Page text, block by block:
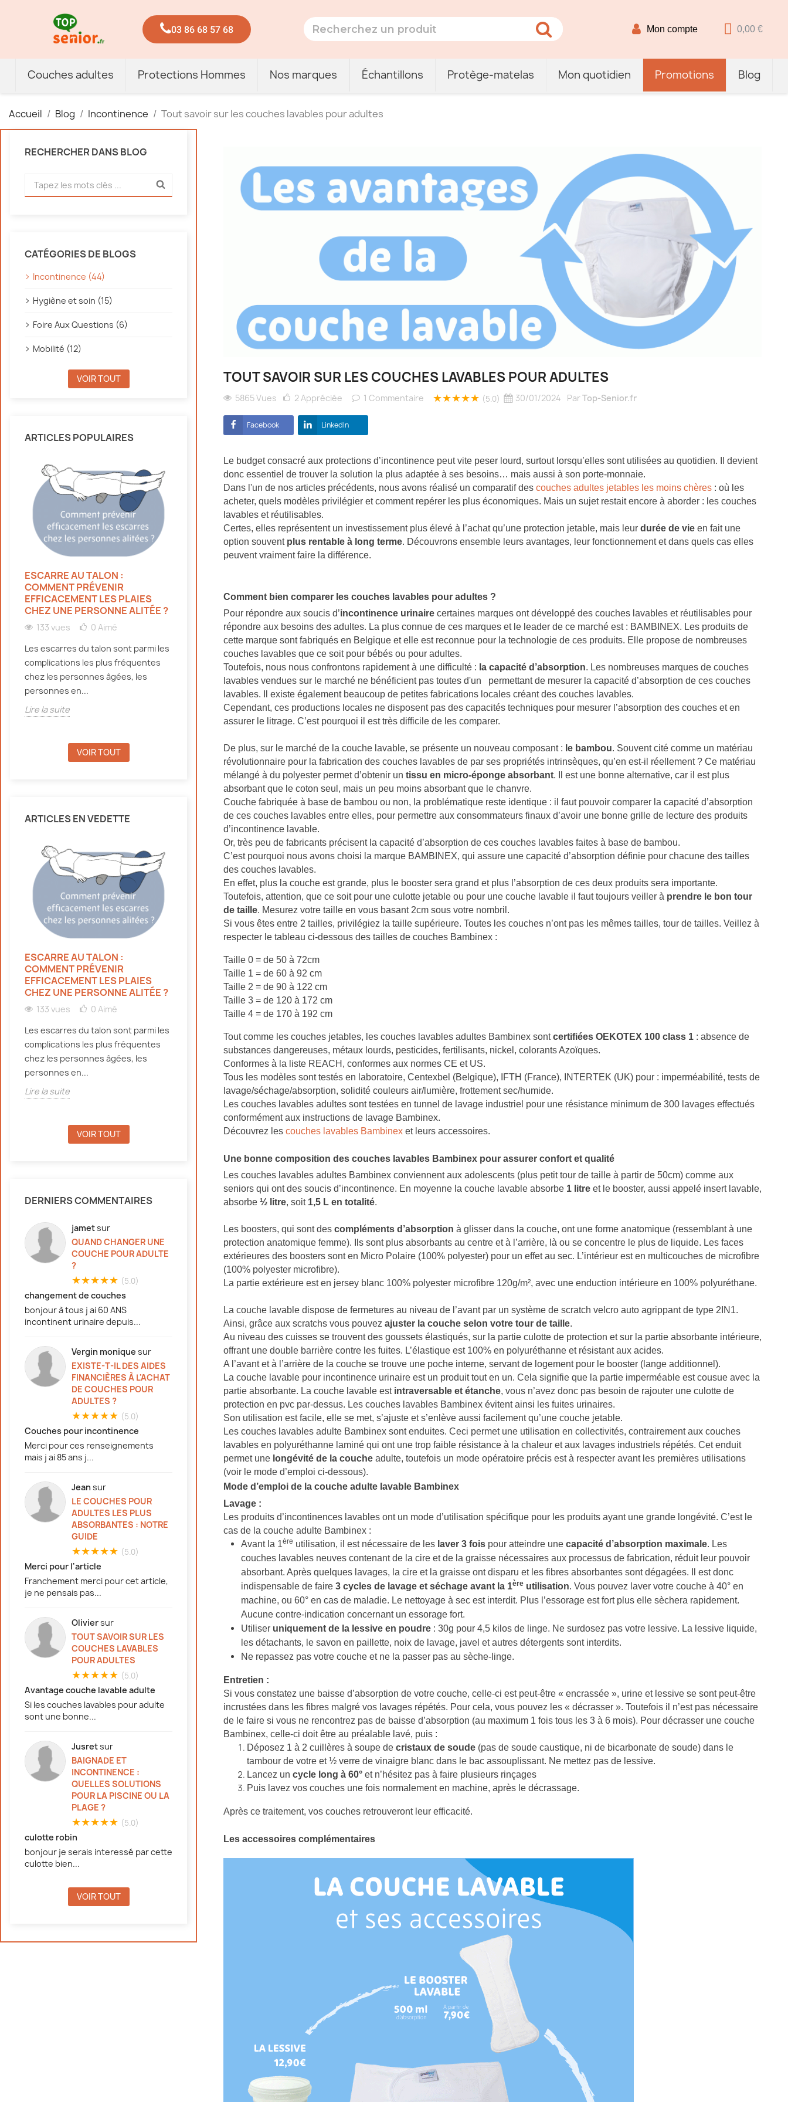
03 86 68 57 68 Mon compte 0,00 €
Couches adultes Protections Hommes Nos marques Échantillons Protège-matelas Mon quotidien Promotions Blog
Accueil Blog Incontinence Tout savoir sur les couches lavables pour adultes
RECHERCHER DANS BLOG
CATÉGORIES DE BLOGS
Incontinence (44)
Hygiène et soin (15)
Foire Aux Questions (6)
Mobilité (12)
VOIR TOUT
ARTICLES POPULAIRES
ESCARRE AU TALON :
COMMENT PRÉVENIR
EFFICACEMENT LES PLAIES
CHEZ UNE PERSONNE ALITÉE ?
133 vues 0 Aimé
Les escarres du talon sont parmi les
complications les plus fréquentes
chez les personnes âgées, les
personnes en...
Lire la suite
CANICULE : NOS CONSEILS
134 vues 0Aimé
Découvrez pourquoi les seniors
doivent bien s'hydrater pendant la
canicule, même en cas
d'incontinence, et comment...
Lire la suite
COMMENT LA RÉALISER ?
128 vues 1Aimé
Vous souffrez d’incontinence
urinaire ou d’une descente
d’organes ? Ces troubles peuvent
parfois être liés à...
Lire la suite
232 vues 38Aimé
L’incontinence urinaire est un
personnes atteintes de la maladie
de Parkinson, notamment à...
Lire la suite
210 vues
Si vous êtes concernée
êtes loin d’être seule :
des femmes en...
VOIR TOUT
ARTICLES EN VEDETTE
ESCARRE AU TALON :
COMMENT PRÉVENIR
EFFICACEMENT LES PLAIES
CHEZ UNE PERSONNE ALITÉE ?
133 vues 0 Aimé
Les escarres du talon sont parmi les
complications les plus fréquentes
chez les personnes âgées, les
personnes en...
Lire la suite
HYDRATATION DES
PERSONNES ÂGÉES EN
CANICULE : NOS CONSEILS
134 vues 0 Aimé
Découvrez pourquoi les seniors
doivent bien s'hydrater pendant la
canicule, même en cas
d'incontinence, et comment...
Lire la suite
urinaire ou d’une descente
d’organes ? Ces troubles peuvent
parfois être liés à...
Lire la suite
trouble fréquent chez les
personnes atteintes de la maladie
Lire la suite
fuites urinaires, sachez
Lire la suite
VOIR TOUT
DERNIERS COMMENTAIRES
jametsur
QUAND CHANGER UNE
COUCHE POUR ADULTE
?
★★★★★ (5.0)
changement de couches
bonjour à tous j ai 60 ANS
incontinent urinaire depuis...
Vergin monique sur
EXISTE-T-IL DES AIDES
FINANCIÈRES À L'ACHAT
DE COUCHES POUR
ADULTES ?
★★★★★ (5.0)
Couches pour incontinence
Merci pour ces renseignements
mais j ai 85 ans j...
Jean sur
LE COUCHES POUR
ADULTES LES PLUS
ABSORBANTES : NOTRE
GUIDE
★★★★★ (5.0)
Merci pour l'article
Franchement merci pour cet article,
je ne pensais pas...
Oliviersur
TOUT SAVOIR SUR LES
COUCHES LAVABLES
POUR ADULTES
★★★★★ (5.0)
Avantage couche lavable adulte
Si les couches lavables pour adulte
sont une bonne...
Jusretsur
BAIGNADE ET
INCONTINENCE :
QUELLES SOLUTIONS
POUR LA PISCINE OU LA
PLAGE ?
★★★★★ (5.0)
culotte robin
bonjour je serais interessé par cette
culotte bien...
VOIR TOUT
TOUT SAVOIR SUR LES COUCHES LAVABLES POUR ADULTES
5865 Vues 2 Appréciée 1 Commentaire ★★★★★ (5.0) 30/01/2024 ParTop-Senior.fr
Facebook LinkedIn
Le budget consacré aux protections d’incontinence peut vite peser lourd, surtout lorsqu’elles sont utilisées au quotidien. Il devient
donc essentiel de trouver la solution la plus adaptée à ses besoins… mais aussi à son porte-monnaie.
Dans l'un de nos articles précédents, nous avons réalisé un comparatif des couches adultes jetables les moins chères : où les
acheter, quels modèles privilégier et comment repérer les plus économiques. Mais un sujet restait encore à aborder : les couches
lavables et réutilisables.
Certes, elles représentent un investissement plus élevé à l’achat qu’une protection jetable, mais leur durée de vie en fait une
option souvent plus rentable à long terme. Découvrons ensemble leurs avantages, leur fonctionnement et dans quels cas elles
peuvent vraiment faire la différence.
Comment bien comparer les couches lavables pour adultes ?
Pour répondre aux soucis d’incontinence urinaire certaines marques ont développé des couches lavables et réutilisables pour
répondre aux besoins des adultes. La plus connue de ces marques et le leader de ce marché est : BAMBINEX. Les produits de
cette marque sont fabriqués en Belgique et elle est reconnue pour la technologie de ces produits. Elle propose de nombreuses
couches lavables que ce soit pour bébés ou pour adultes.
Toutefois, nous nous confrontons rapidement à une difficulté : la capacité d’absorption. Les nombreuses marques de couches
lavables vendues sur le marché ne bénéficient pas toutes d'un permettant de mesurer la capacité d’absorption de ces couches
lavables. Il existe également beaucoup de petites fabrications locales créant des couches lavables.
Cependant, ces productions locales ne disposent pas des capacités techniques pour mesurer l’absorption des couches et en
assurer le litrage. C’est pourquoi il est très difficile de les comparer.
De plus, sur le marché de la couche lavable, se présente un nouveau composant : le bambou. Souvent cité comme un matériau
révolutionnaire pour la fabrication des couches lavables de par ses propriétés intrinsèques, qu’en est-il réellement ? Ce matériau
mélangé à du polyester permet d’obtenir un tissu en micro-éponge absorbant. Il est une bonne alternative, car il est plus
absorbant que le coton seul, mais un peu moins absorbant que le chanvre.
Couche fabriquée à base de bambou ou non, la problématique reste identique : il faut pouvoir comparer la capacité d’absorption
de ces couches lavables entre elles, pour permettre aux consommateurs finaux d’avoir une bonne grille de lecture des produits
d’incontinence lavable.
Or, très peu de fabricants précisent la capacité d’absorption de ces couches lavables faites à base de bambou.
C’est pourquoi nous avons choisi la marque BAMBINEX, qui assure une capacité d’absorption définie pour chacune des tailles
des couches lavables.
En effet, plus la couche est grande, plus le booster sera grand et plus l’absorption de ces deux produits sera importante.
Toutefois, attention, que ce soit pour une culotte jetable ou pour une couche lavable il faut toujours veiller à prendre le bon tour
de taille. Mesurez votre taille en vous basant 2cm sous votre nombril.
Si vous êtes entre 2 tailles, privilégiez la taille supérieure. Toutes les couches n’ont pas les mêmes tailles, tour de tailles. Veillez à
respecter le tableau ci-dessous des tailles de couches Bambinex :
Taille 0 = de 50 à 72cm
Taille 1 = de 60 à 92 cm
Taille 2 = de 90 à 122 cm
Taille 3 = de 120 à 172 cm
Taille 4 = de 170 à 192 cm
Tout comme les couches jetables, les couches lavables adultes Bambinex sontcertifiées OEKOTEX 100 class 1 : absence de
substances dangereuses, métaux lourds, pesticides, fertilisants, nickel, colorants Azoïques.
Conformes à la liste REACH, conformes aux normes CE et US.
Tous les modèles sont testés en laboratoire, Centexbel (Belgique), IFTH (France), INTERTEK (UK) pour : imperméabilité, tests de
lavage/séchage/absorption, solidité couleurs air/lumière, frottementsec/humide.
Les couches lavables adultes sont testées en tunnel de lavage industriel pour une résistance minimum de 300 lavages effectués
conformément aux instructions de lavage Bambinex.
Découvrez les couches lavables Bambinex et leurs accessoires.
Une bonne composition des couches lavables Bambinex pour assurer confort et qualité
Les couches lavables adultes Bambinex conviennent aux adolescents (plus petit tour de taille à partir de 50cm) comme aux
seniors qui ont des soucis d’incontinence. En moyenne la couche lavable absorbe 1 litre et le booster, aussi appelé insert lavable,
absorbe ½ litre, soit 1,5 L en totalité.
Les boosters, qui sont des compléments d’absorption à glisser dans la couche, ont une forme anatomique (ressemblant à une
protection anatomique femme). Ils sont plus absorbants au centre et à l’arrière, là ou se concentre le plus de liquide. Les faces
extérieures des boosters sont en Micro Polaire (100% polyester) pour un effet au sec. L’intérieur est en multicouches de microfibre
(100% polyester microfibre).
La partie extérieure est en jersey blanc 100% polyester microfibre 120g/m², avec une enduction intérieure en 100% polyuréthane.
La couche lavable dispose de fermetures au niveau de l’avant par un système de scratch velcro auto agrippant de type 2IN1.
Ainsi, grâce aux scratchs vous pouvez ajuster la couche selon votre tour de taille.
Au niveau des cuisses se trouvent des goussets élastiqués, sur la partie culotte de protection et sur la partie absorbante intérieure,
offrant une double barrière contre les fuites. L’élastique est 100% en polyuréthanne et résistant aux acides.
A l’avant et à l’arrière de la couche se trouve une poche interne, servant de logement pour le booster (lange additionnel).
La couche lavable pour incontinence urinaire est un produit tout en un. Cela signifie que la partie imperméable est cousue avec la
partie absorbante. La couche lavable est intraversable et étanche, vous n’avez donc pas besoin de rajouter une culotte de
protection en pvc par-dessus. Les couches lavables Bambinex évitent ainsi les fuites urinaires.
Son utilisation est facile, elle se met, s’ajuste et s’enlève aussi facilement qu’une couche jetable.
Les couches lavables adulte Bambinex sont enduites. Ceci permet une utilisation en collectivités, contrairement aux couches
lavables en polyuréthanne laminé qui ont une trop faible résistance à la chaleur et aux lavages industriels répétés. Cet enduit
permet une longévité de la couche adulte, toutefois un mode opératoire précis est à respecter avant les premières utilisations
(voir le mode d’emploi ci-dessous).
Mode d’emploi de la couche adulte lavable Bambinex
Lavage :
Les produits d’incontinences lavables ont un mode d’utilisation spécifique pour les produits ayant une grande longévité. C’est le
cas de la couche adulte Bambinex :
Avant la 1ère utilisation, il est nécessaire de les laver 3 fois pour atteindre une capacité d’absorption maximale. Les
couches lavables neuves contenant de la cire et de la graisse nécessaires aux processus de fabrication, réduit leur pouvoir
absorbant. Après quelques lavages, la cire et la graisse ont disparu et les fibres absorbantes sont dégagées. Il est donc
indispensable de faire 3 cycles de lavage et séchage avant la 1ère utilisation. Vous pouvez laver votre couche à 40° en
machine, ou 60° en cas de maladie. Le nettoyage à sec est interdit. Plus l’essorage est fort plus elle sèchera rapidement.
Aucune contre-indication concernant un essorage fort.
Utiliser uniquement de la lessive en poudre : 30g pour 4,5 kilos de linge. Ne surdosez pas votre lessive. La lessive liquide,
les détachants, le savon en paillette, noix de lavage, javel et autres détergents sont interdits.
Ne repassez pas votre couche et ne la passer pas au sèche-linge.
Entretien :
Si vous constatez une baisse d’absorption de votre couche, celle-ci est peut-être « encrassée », urine et lessive se sont peut-être
incrustées dans les fibres malgré vos lavages répétés. Pour cela, vous pouvez les « décrasser ». Toutefois il n’est pas nécessaire
de le faire si vous ne rencontrez pas de baisse d’absorption (au maximum 1 fois tous les 3 à 6 mois). Pour décrasser une couche
Bambinex, celle-ci doit être au préalable lavé, puis :
Déposez 1 à 2 cuillères à soupe de cristaux de soude (pas de soude caustique, ni de bicarbonate de soude) dans le
tambour de votre et ½ verre de vinaigre blanc dans le bac assouplissant. Ne mettez pas de lessive.
Lancez un cycle long à 60° et n’hésitez pas à faire plusieurs rinçages
Puis lavez vos couches une fois normalement en machine, après le décrassage.
Après ce traitement, vos couches retrouveront leur efficacité.
Les accessoires complémentaires